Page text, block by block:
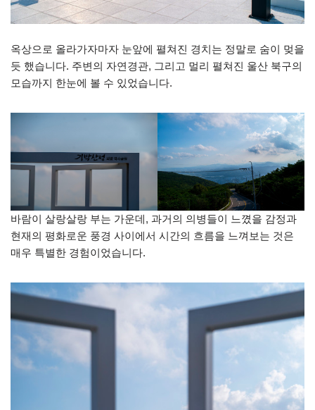
옥상으로 올라가자마자 눈앞에 펼쳐진 경치는 정말로 숨이 멎을
듯 했습니다. 주변의 자연경관, 그리고 멀리 펼쳐진 울산 북구의
모습까지 한눈에 볼 수 있었습니다.
바람이 살랑살랑 부는 가운데, 과거의 의병들이 느꼈을 감정과
현재의 평화로운 풍경 사이에서 시간의 흐름을 느껴보는 것은
매우 특별한 경험이었습니다.